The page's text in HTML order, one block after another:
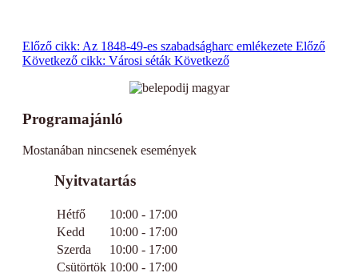
Előző cikk: Az 1848-49-es szabadságharc emlékezete Előző
Következő cikk: Városi séták Következő
Programajánló
Mostanában nincsenek események
Nyitvatartás
Hétfő
10:00 - 17:00
Kedd
10:00 - 17:00
Szerda
10:00 - 17:00
Csütörtök 10:00 - 17:00